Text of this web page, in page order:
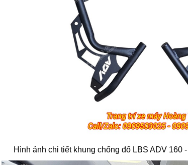
Hình ảnh chi tiết khung chống đổ LBS ADV 160